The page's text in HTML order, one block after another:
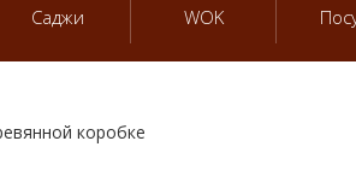
Саджи WOK
коробке